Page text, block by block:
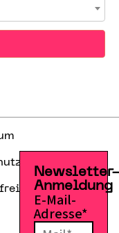
Anmeldung
E-Mail-
Adresse*